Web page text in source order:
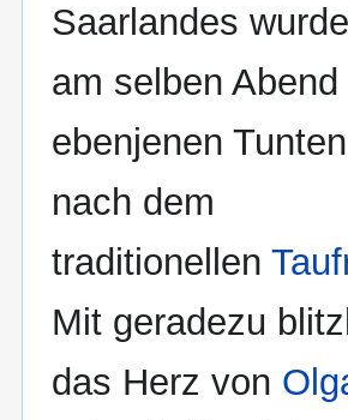
Saarlandes
am selben
ebenjenen Tunten
nach dem
traditionellen
Mit geradezu
das Herz von